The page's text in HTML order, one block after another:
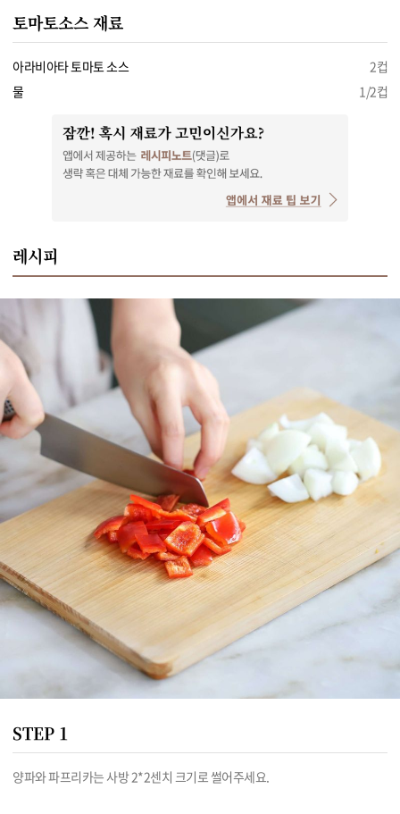
토마토소스 재료
아라비아타 토마토 소스
2컵
물
1/2컵
레시피
STEP 1
양파와 파프리카는 사방 2*2센치 크기로 썰어주세요.